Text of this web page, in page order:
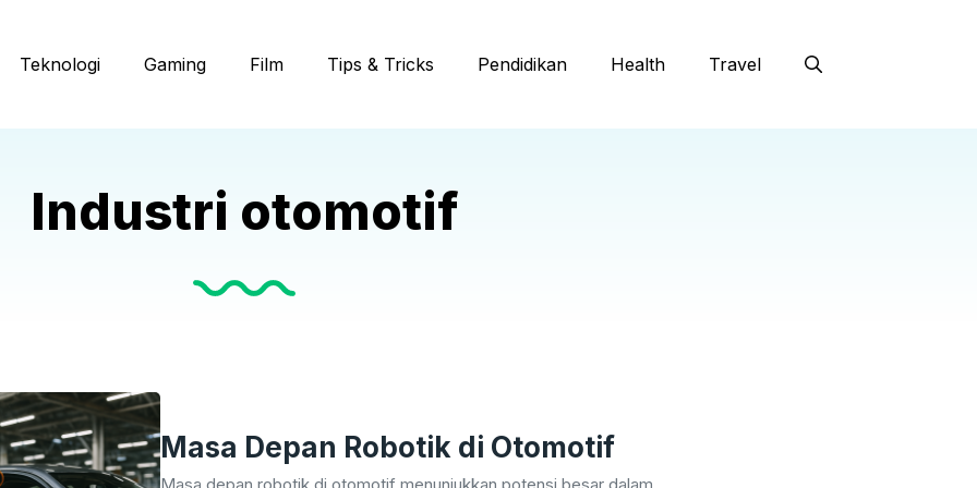
Teknologi Gaming Film Tips & Tricks Pendidikan Health Travel
Industri otomotif
Masa Depan Robotik di Otomotif